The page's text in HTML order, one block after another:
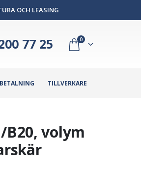
OCH LEASING
77 25 0
TILLVERKARE
B20, volym